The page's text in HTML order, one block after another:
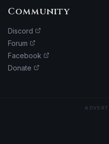
Community
Discord
Forum
Facebook
Donate